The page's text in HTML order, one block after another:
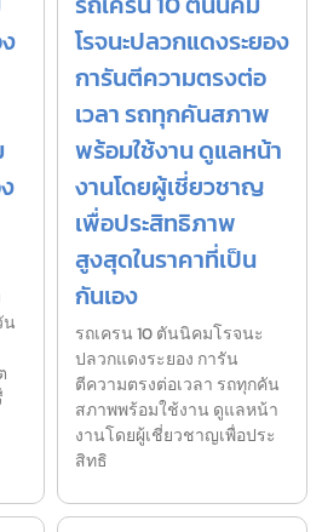
น
โรจนะปลวกแดงระยอง
การันตีความตรงต่อ
เวลา รถทุกคันสภาพ
พร้อมใช้งาน ดูแลหน้า
งานโดยผู้เชี่ยวชาญ
เพื่อประสิทธิภาพ
สูงสุดในราคาที่เป็น
กันเอง
รถเครน 10 ตันนิคมโรจนะ
ปลวกแดงระยอง การัน
ตีความตรงต่อเวลา รถทุกคัน
สภาพพร้อมใช้งาน ดูแลหน้า
งานโดยผู้เชี่ยวชาญเพื่อประ
สิทธิ